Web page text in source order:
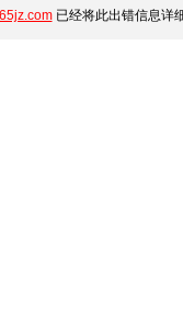
已经将此出错信息详